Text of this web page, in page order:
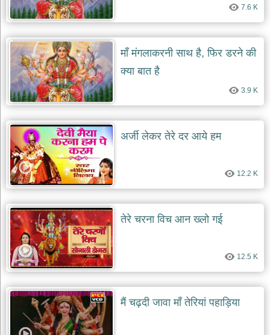
देश
भक्ति
भजन
patriotic
bhajans
खाटू
श्याम
khatu
shaym
bhajans
रानी
सती
दादी
rani
sati
dadi
bhajans
बावा
लाल
दयाल
भजन
dayal
bhajans
7.6 K
माँ मंगलाकरनी साथ है, फिर डरने की
क्या बात है
3.9 K
अर्जी लेकर तेरे दर आये हम
12.2 K
तेरे चरना विच आन ख्लो गई
12.5 K
मैं चढ़दी जावा माँ तेरियां पहाड़िया